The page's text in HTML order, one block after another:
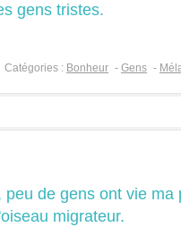
gens tristes.
Catégories : Bonheur - Gens -
de gens ont vie ma
migrateur.